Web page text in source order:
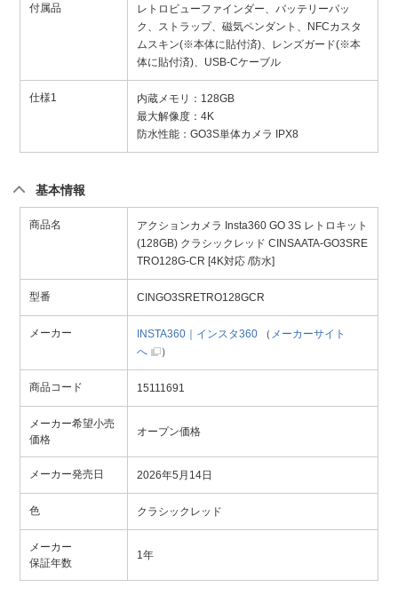
付属品
レトロビューファインダー、バッテリーパッ
ク、ストラップ、磁気ペンダント、NFCカスタ
ムスキン(※本体に貼付済)、レンズガード(※本
体に貼付済)、USB-Cケーブル
仕様1
内蔵メモリ：128GB
最大解像度：4K
防水性能：GO3S単体カメラ IPX8
基本情報
商品名
アクションカメラ Insta360 GO 3S レトロキット
(128GB) クラシックレッド CINSAATA-GO3SRE
TRO128G-CR [4K対応 /防水]
型番 CINGO3SRETRO128GCR
メーカー INSTA360｜インスタ360 （ メーカーサイト
へ
）
商品コード 15111691
メーカー希望小売
価格
オープン価格
メーカー発売日 2026年5月14日
色 クラシックレッド
メーカー
保証年数
1年